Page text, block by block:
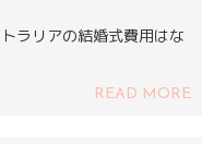
ラリアの結婚式費用はな
READ MORE